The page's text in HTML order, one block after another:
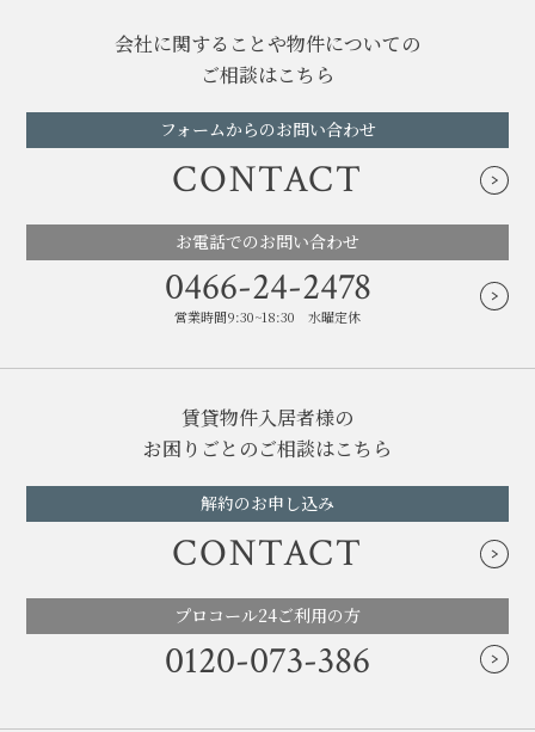
会社に関することや物件についての
ご相談はこちら
フォームからのお問い合わせ
CONTACT
お電話でのお問い合わせ
0466-24-2478
営業時間9:30~18:30 水曜定休
賃貸物件入居者様の
お困りごとのご相談はこちら
解約のお申し込み
CONTACT
プロコール24ご利用の方
0120-073-386